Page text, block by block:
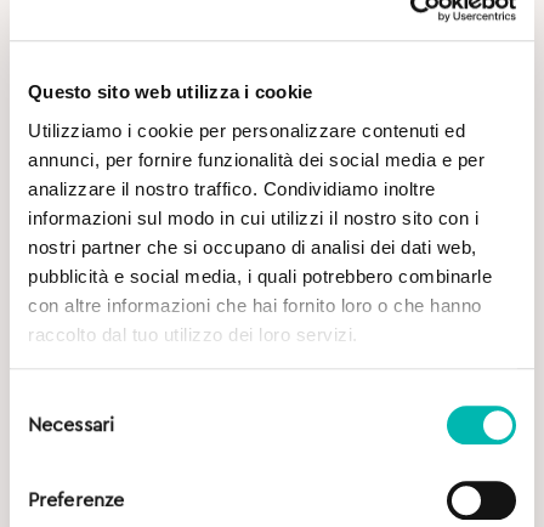
Questo sito web utilizza i cookie
Utilizziamo i cookie per personalizzare contenuti ed
annunci, per fornire funzionalità dei social media e per
analizzare il nostro traffico. Condividiamo inoltre
informazioni sul modo in cui utilizzi il nostro sito con i
nostri partner che si occupano di analisi dei dati web,
pubblicità e social media, i quali potrebbero combinarle
con altre informazioni che hai fornito loro o che hanno
raccolto dal tuo utilizzo dei loro servizi.
delNecessari
Preferenze
Potrebbe Interessarti